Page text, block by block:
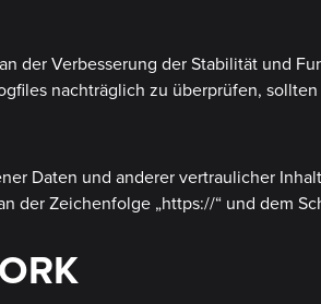
der Verbesserung der Stabilität und
nachträglich zu überprüfen,
Daten und anderer vertraulicher
der Zeichenfolge „https://“ und dem